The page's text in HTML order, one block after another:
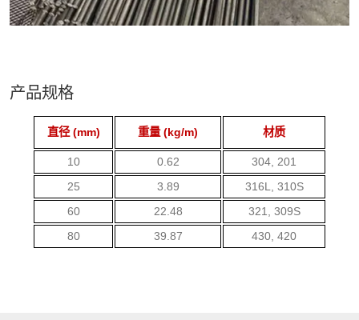
产品规格
直径 (mm) 重量 (kg/m) 材质
10 0.62
304, 201
25
3.89
316L, 310S
60
22.48
321, 309S
80
39.87 430, 420